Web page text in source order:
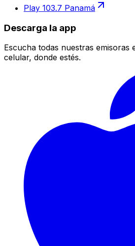
Play 103.7 Panamá
Descarga la app
Escucha todas nuestras emisoras
celular, donde estés.